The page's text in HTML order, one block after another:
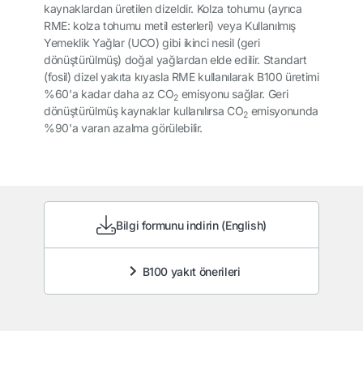
kaynaklardan üretilen dizeldir. Kolza tohumu (ayrıca
RME: kolza tohumu metil esterleri) veya Kullanılmış
Yemeklik Yağlar (UCO) gibi ikinci nesil (geri
dönüştürülmüş) doğal yağlardan elde edilir. Standart
(fosil) dizel yakıta kıyasla RME kullanılarak B100 üretimi
%60'a kadar daha az CO2emisyonu sağlar. Geri
dönüştürülmüş kaynaklar kullanılırsa CO2 emisyonunda
%90'a varan azalma görülebilir.
Bilgi formunu indirin (English)
B100 yakıt önerileri